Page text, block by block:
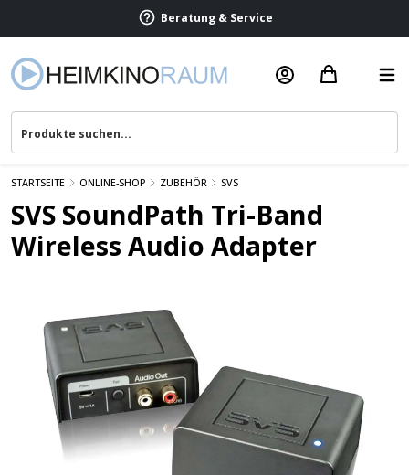
Beratung & Service
STARTSEITE ONLINE-SHOP ZUBEHÖR SVS
SVS SoundPath Tri-Band
Wireless Audio Adapter